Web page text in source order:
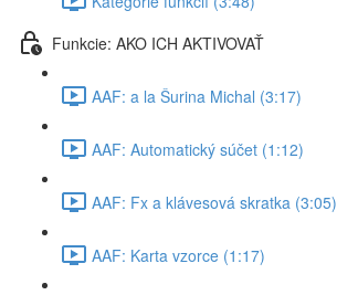
Funkcie: AKO ICH AKTIVOVAŤ
AAF: a la Šurina Michal (3:17)
AAF: Automatický súčet (1:12)
AAF: Fx a klávesová skratka (3:05)
AAF: Karta vzorce (1:17)